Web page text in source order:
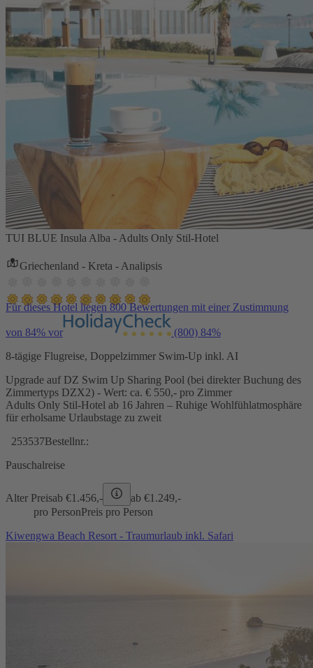
TUI BLUE Insula Alba - Adults Only Stil-Hotel
Griechenland - Kreta - Analipsis
Für dieses Hotel liegen 800 Bewertungen mit einer Zustimmung
von 84% vor (800) 84%
8-tägige Flugreise, Doppelzimmer Swim-Up inkl. AI
Upgrade auf DZ Swim Up Sharing Pool (bei direkter Buchung des
Zimmertyps DZX2) - Wert: ca. € 550,- pro Zimmer
Adults Only Stil-Hotel ab 16 Jahren – Ruhige Wohlfühlatmosphäre
für erholsame Urlaubstage zu zweit
253537Bestellnr.:
Pauschalreise
Alter Preisab €1.456,- ab €1.249,-
pro PersonPreis pro Person
Kiwengwa Beach Resort - Traumurlaub inkl. Safari